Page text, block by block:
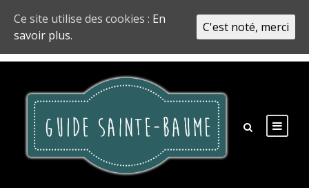
Ce site utilise des cookies : En
savoir plus.
C'est noté, merci